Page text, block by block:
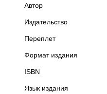
Автор
Издательство
Переплет
Формат издания
ISBN
Язык издания